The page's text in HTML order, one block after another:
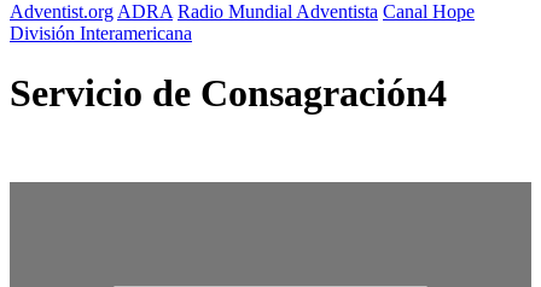
Adventist.org ADRA Radio Mundial Adventista Canal Hope
División Interamericana
Servicio de Consagración4